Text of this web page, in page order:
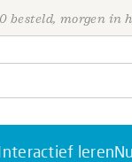
besteld, morgen in
leren